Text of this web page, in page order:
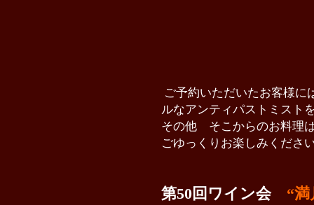
ご予約いただいたお客様に
ルなアンティパストミスト
その他 そこからのお料理
ごゆっくりお楽しみくださ
第50回ワイン会 “